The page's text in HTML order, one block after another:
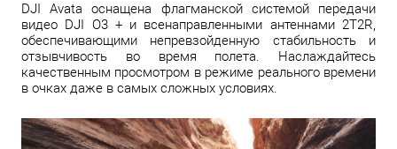
DJI Avata оснащена флагманской системой передачи
видео DJI O3 + и всенаправленными антеннами 2T2R,
обеспечивающими непревзойденную стабильность и
отзывчивость во время полета. Наслаждайтесь
качественным просмотром в режиме реального времени
в очках даже в самых сложных условиях.